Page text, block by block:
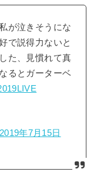
が泣きそうにな
で説得力ないと
た、見慣れて真
るとガーターベ
2019年7月15日